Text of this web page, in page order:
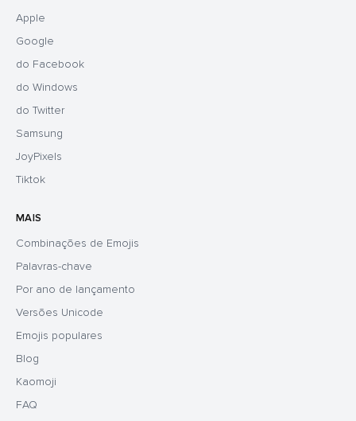
Apple
Google
do Facebook
do Windows
do Twitter
Samsung
JoyPixels
Tiktok
MAIS
Combinações de Emojis
Palavras-chave
Por ano de lançamento
Versões Unicode
Emojis populares
Blog
Kaomoji
FAQ